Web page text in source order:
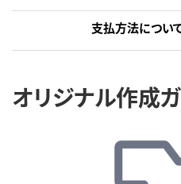
支払方法につい
オリジナル作成